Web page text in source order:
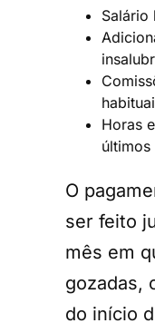
Salário
Horas
últimos
O
ser feito
mês em
gozadas,
do início